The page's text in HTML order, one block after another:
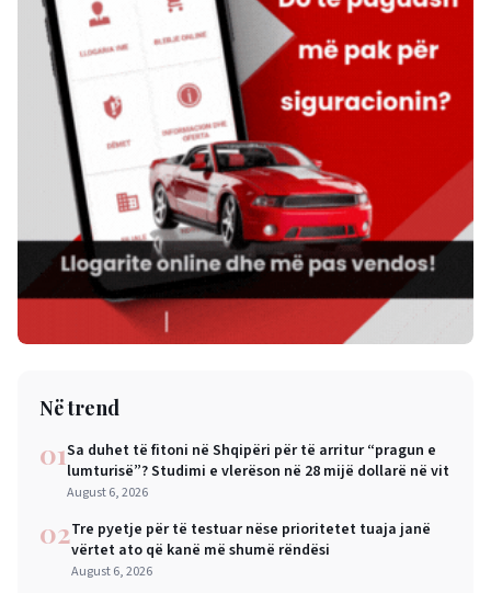
Në trend
01Sa duhet të fitoni në Shqipëri për të arritur “pragun e
lumturisë”? Studimi e vlerëson në 28 mijë dollarë në vit
August 6, 2026
02Tre pyetje për të testuar nëse prioritetet tuaja janë
vërtet ato që kanë më shumë rëndësi
August 6, 2026